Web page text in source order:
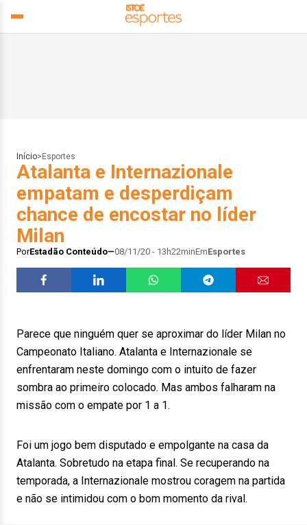
Início> Esportes
Atalanta e Internazionale
empatam e desperdiçam
chance de encostar no líder
Milan
PorEstadão Conteúdo 08/11/20 - 13h22minEmEsportes
Parece que ninguém quer se aproximar do líder Milan no
Campeonato Italiano. Atalanta e Internazionale se
enfrentaram neste domingo com o intuito de fazer
sombra ao primeiro colocado. Mas ambos falharam na
missão com o empate por 1 a 1.
Foi um jogo bem disputado e empolgante na casa da
Atalanta. Sobretudo na etapa final. Se recuperando na
temporada, a Internazionale mostrou coragem na partida
e não se intimidou com o bom momento da rival.